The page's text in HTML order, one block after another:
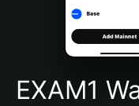
Português (Brasil)
Español (Argentina)
EXAM1